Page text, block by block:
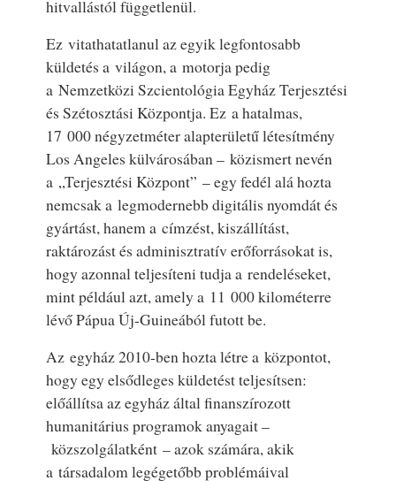
hitvallástól függetlenül.
Ez vitathatatlanul az egyik legfontosabb
küldetés a világon, a motorja pedig
a Nemzetközi Szcientológia EgyházTerjesztési
és Szétosztási Központja. Ez a hatalmas,
17 000 négyzetméter alapterületű létesítmény
Los Angeles külvárosában – közismert nevén
a „Terjesztési Központ” – egy fedél alá hozta
nemcsak a legmodernebb digitális nyomdát és
gyártást, hanem a címzést, kiszállítást,
raktározást és adminisztratív erőforrásokat is,
hogy azonnal teljesíteni tudja a rendeléseket,
mint például azt, amely a 11 000 kilométerre
lévő Pápua Új‑Guineából futott be.
Az egyház 2010-ben hozta létre a központot,
hogy egy elsődleges küldetést teljesítsen:
előállítsa az egyház által finanszírozott
humanitárius programok anyagait –
közszolgálatként – azok számára, akik
a társadalom legégetőbb problémáival